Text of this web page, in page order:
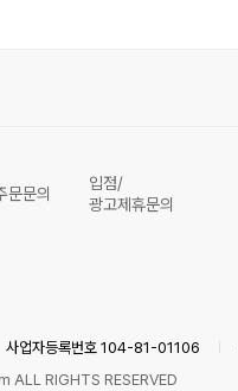
문문의
입점/
광고제휴문의
사업자등록번호 104-81-01106
RIGHTS RESERVED